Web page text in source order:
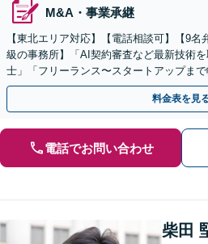
M&A・事業承継
【東北エリア対応】【電話相談可】【9
級の事務所】「AI契約審査など最新技術
士」「フリーランス〜スタートアップま
不動産業、飲食業、IT業、介護・福祉など
料金表を見
電話でお問い合わせ
柴田